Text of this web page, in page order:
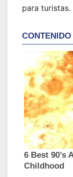
para turistas.